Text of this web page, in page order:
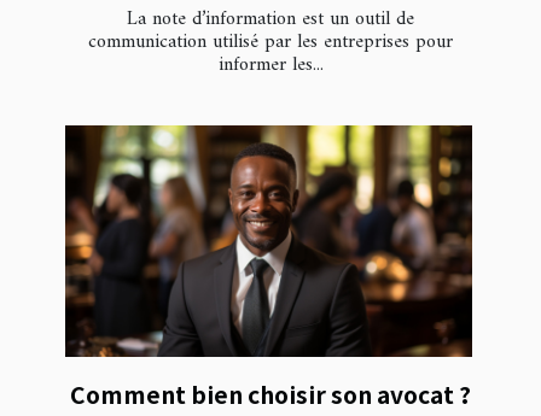
La note d’information est un outil de
communication utilisé par les entreprises pour
informer les...
Comment bien choisir son avocat ?